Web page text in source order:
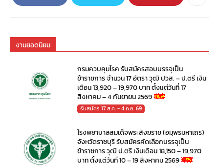
งานยอดนิยม
กรมควบคุมโรค รับสมัครสอบบรรจุเป็น
ข้าราชการ จำนวน 17 อัตรา วุฒิ ปวส. – ป.ตรี เงิน
เดือน 13,920 – 19,970 บาท ตั้งแต่วันที่ 17
สิงหาคม – 4 กันยายน 2569
รับสมัคร 17 ส.ค. - 4 ก.ย. 69
โรงพยาบาลสมเด็จพระสังฆราช (อมฺพรมหาเถร)
จังหวัดราชบุรี รับสมัครคัดเลือกบรรจุเป็น
ข้าราชการ วุฒิ ป.ตรี เงินเดือน 18,150 – 19,970
บาท ตั้งแต่วันที่ 10 – 19 สิงหาคม 2569